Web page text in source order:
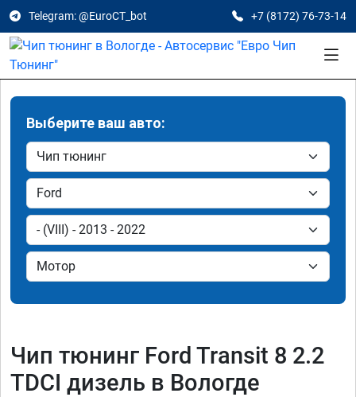
Telegram: @EuroCT_bot +7 (8172) 76-73-14
Выберите ваш авто:
Чип тюнинг Ford Transit 8 2.2
TDCI дизель в Вологде